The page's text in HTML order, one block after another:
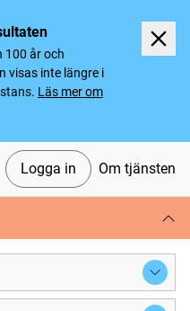
100 år och
visas inte längre i
Läs mer om
Logga in Om tjänsten